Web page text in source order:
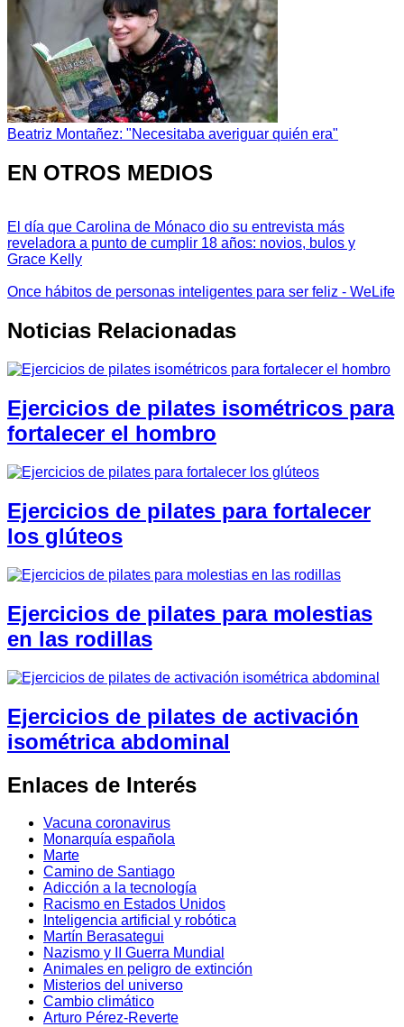
Beatriz Montañez: "Necesitaba averiguar quién era"
EN OTROS MEDIOS
El día que Carolina de Mónaco dio su entrevista más
reveladora a punto de cumplir 18 años: novios, bulos y
Grace Kelly
Once hábitos de personas inteligentes para ser feliz - WeLife
Noticias Relacionadas
Ejercicios de pilates isométricos para
fortalecer el hombro
Ejercicios de pilates para fortalecer
los glúteos
Ejercicios de pilates para molestias
en las rodillas
Ejercicios de pilates de activación
isométrica abdominal
Enlaces de Interés
Vacuna coronavirus
Monarquía española
Marte
Camino de Santiago
Adicción a la tecnología
Racismo en Estados Unidos
Inteligencia artificial y robótica
Martín Berasategui
Nazismo y II Guerra Mundial
Animales en peligro de extinción
Misterios del universo
Cambio climático
Arturo Pérez-Reverte